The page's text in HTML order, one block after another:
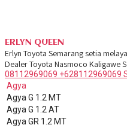
ERLYN QUEEN
Erlyn Toyota Semarang setia
Dealer Toyota Nasmoco Kaligawe
08112969069 +628112969069
Agya
Agya G 1.2 MT
Agya G 1.2 AT
Agya GR 1.2 MT